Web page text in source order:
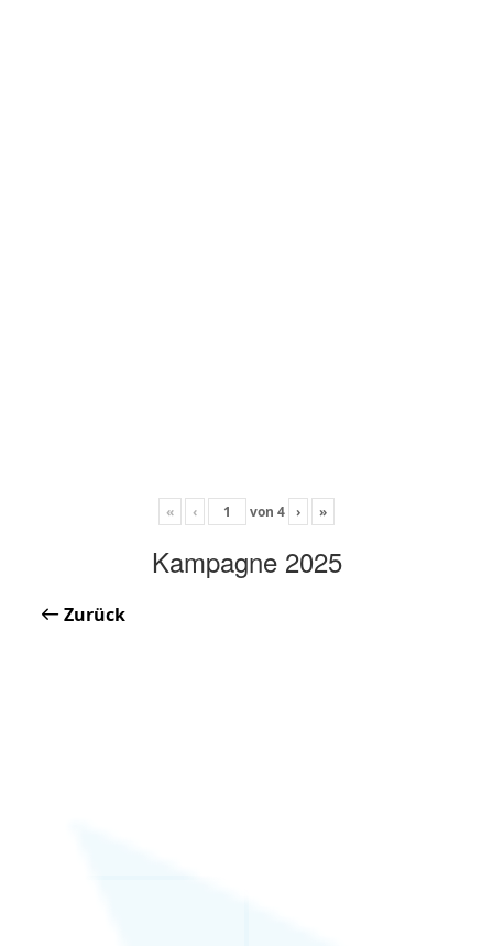
« ‹ von 4 › »
Kampagne 2025
Zurück